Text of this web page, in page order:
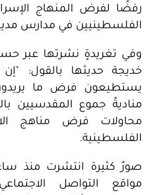
رفضًا لفرض المنهاج
الفلسطينيين في مدارس
وفي تغريدةٍ نشرتها عبر
خديجة حديثها بالقول: "إن
يستطيعون فرض ما
مناديةً جموع المقدسيين
محاولات فرض مناهج
الفلسطينية.
صورٌ كثيرة انتشرت منذ
مواقع التواصل